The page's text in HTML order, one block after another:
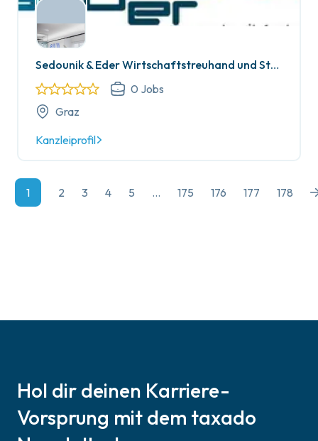
Sedounik & Eder Wirtschaftstreuhand und Steuerberatungs GmbH
0 Jobs
Graz
Kanzleiprofil
1 2 3 4 5 ... 175 176 177 178
Hol dir deinen Karriere-
Vorsprung mit dem taxado